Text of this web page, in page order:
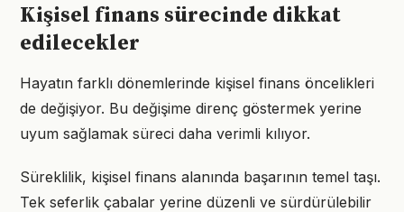
Kişisel finans sürecinde dikkat
edilecekler
Hayatın farklı dönemlerinde kişisel finans öncelikleri
de değişiyor. Bu değişime direnç göstermek yerine
uyum sağlamak süreci daha verimli kılıyor.
Süreklilik, kişisel finans alanında başarının temel taşı.
Tek seferlik çabalar yerine düzenli ve sürdürülebilir